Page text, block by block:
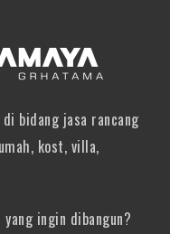
bidang jasa rancang
kost, villa,
ingin dibangun?